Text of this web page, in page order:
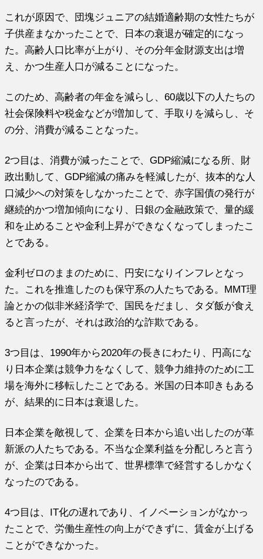
これが原因で、団塊ジュニアの結婚適齢期の女性たちが
子供産まなかったことで、日本の衰退が確定的になっ
た。高齢人口比率が上がり、その分年金財源支出は増
え、かつ生産人口が減ることになった。
このため、高齢者の年金を減らし、60歳以下の人たちの
社会保険料や税金などが増加して、手取りを減らし、そ
の分、消費が減ることなった。
2つ目は、消費が減ったことで、GDP縮減になる所、財
政出動して、GDP縮減の痛みを軽減したが、抜本的な人
口減少への対策をしなかったことで、赤字国債の発行が
継続的かつ増加傾向になり、日銀の金融政策で、量的緩
和を止めることや金利上昇ができなくなってしまったこ
とである。
金利ゼロのままのために、円安になりインフレとなっ
た。これを推進したのも保守系の人たちである。MMT理
論とかの似非米経済学で、国民をだまし、タダ飯が食え
ると言ったが、それは政治的な詐欺である。
3つ目は、1990年から2020年の長きにわたり、円高にな
り日本企業は競争力をなくして、競争力維持のために工
場を海外に移転したことである。米国の日本叩きもある
が、結果的に日本は衰退した。
日本企業を敵視して、企業を日本から追い出したのが革
新派の人たちである。不当な企業利益を分配しろと言う
が、企業は日本から出て、世界標準で経営するしかなく
なったのである。
4つ目は、IT化の遅れであり、イノベーションがなかっ
たことで、労働生産性の向上ができずに、賃金が上げる
ことができなかった。